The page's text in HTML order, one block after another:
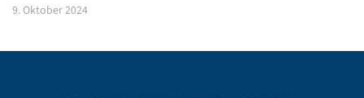
9. Oktober 2024